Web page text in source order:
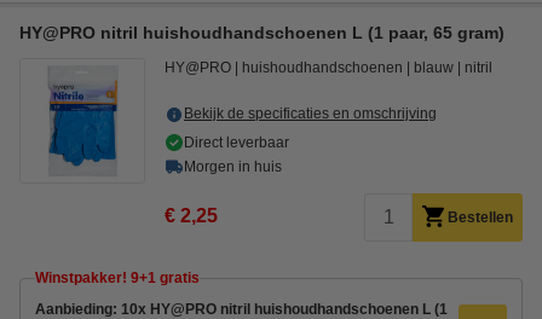
HY@PRO nitril huishoudhandschoenen L (1 paar, 65 gram)
HY@PRO huishoudhandschoenen blauw nitril
Bekijk de specificaties en omschrijving
Direct leverbaar
Morgen in huis
€ 2,25 Bestellen
Winstpakker! 9+1 gratis
Aanbieding: 10x HY@PRO nitril huishoudhandschoenen L (1